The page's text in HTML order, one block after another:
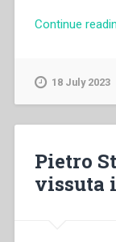
Continue
18 July 2023
Pietro
vissuta